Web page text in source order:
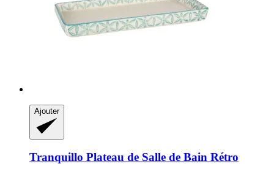
Ajouter
Tranquillo Plateau de Salle de Bain Rétro